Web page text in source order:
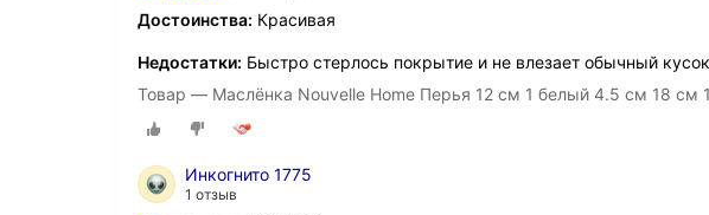
Достоинства: Красивая
Недостатки: Быстро стерлось покрытие и не влезает обычный
Товар — Маслёнка Nouvelle Home Перья 12 см 1 белый 4.5 см 18 см
Инкогнито 1775
1 отзыв